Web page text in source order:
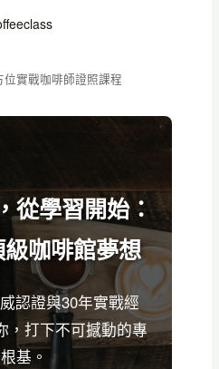
位實戰咖啡師證照課程
從學習開始：
咖啡館夢想
認證與30年實戰經
，打下不可撼動的專
基。